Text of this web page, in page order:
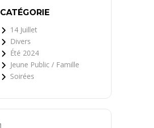
CATÉGORIE
14 Juillet
Divers
Été 2024
Jeune Public / Famille
Soirées